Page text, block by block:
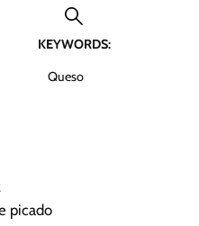
t
s
KEYWORDS:
Queso
picado